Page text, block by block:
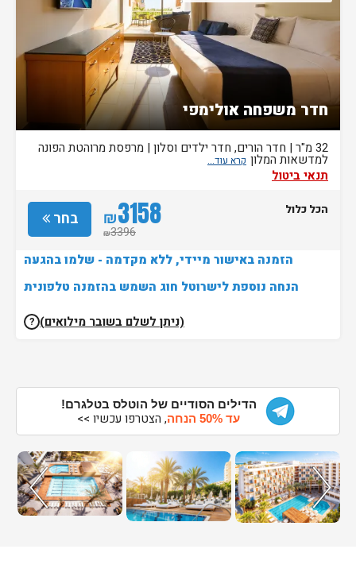
חדר משפחה אולימפי
32 מ"ר | חדר הורים, חדר ילדים וסלון | מרפסת מרוהטת הפונה
למדשאות המלון
תנאי ביטול
בחר ₪3158
₪3396
הכל כלול
הזמנה באישור מיידי, ללא מקדמה - שלמו בהגעה
הנחה נוספת לישרוטל חוג השמש בהזמנה טלפונית
(ניתן לשלם בשובר מילואים) ?
הדילים הסודיים של הוטלס בטלגרם!
עד 50% הנחה
, הצטרפו עכשיו >>